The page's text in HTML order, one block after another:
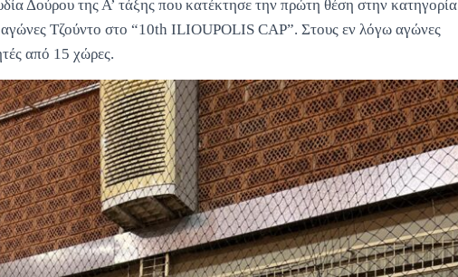
Δούρου της Α’ τάξης που κατέκτησε την πρώτη θέση στην κατηγορία
αγώνες Τζούντο στο “10th ILIOUPOLIS CAP”. Στους εν λόγω αγώνες
από 15 χώρες.